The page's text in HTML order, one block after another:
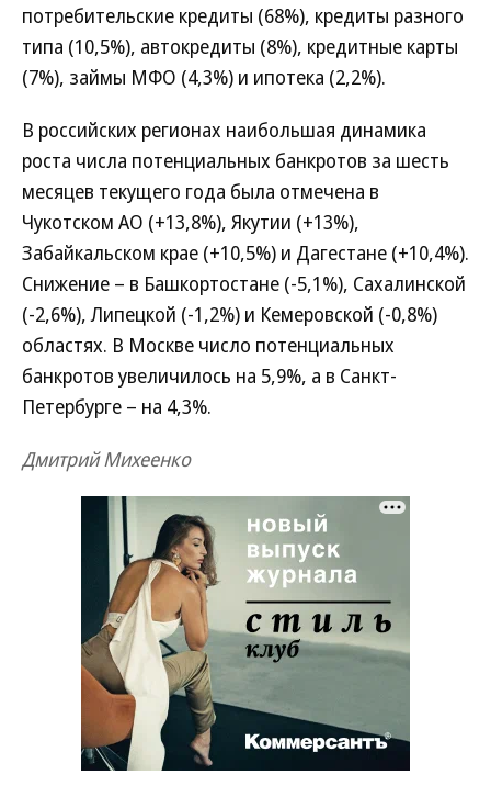
потребительские кредиты (68%), кредиты разного
типа (10,5%), автокредиты (8%), кредитные карты
(7%), займы МФО (4,3%) и ипотека (2,2%).
В российских регионах наибольшая динамика
роста числа потенциальных банкротов за шесть
месяцев текущего года была отмечена в
Чукотском АО (+13,8%), Якутии (+13%),
Забайкальском крае (+10,5%) и Дагестане (+10,4%).
Снижение – в Башкортостане (-5,1%), Сахалинской
(-2,6%), Липецкой (-1,2%) и Кемеровской (-0,8%)
областях. В Москве число потенциальных
банкротов увеличилось на 5,9%, а в Санкт-
Петербурге – на 4,3%.
Дмитрий Михеенко